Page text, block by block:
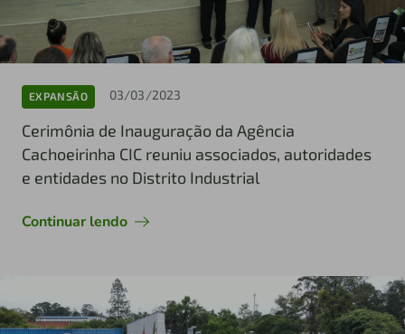
EXPANSÃO 03/03/2023
Cerimônia de Inauguração da Agência
Cachoeirinha CIC reuniu associados, autoridades
e entidades no Distrito Industrial
Continuar lendo